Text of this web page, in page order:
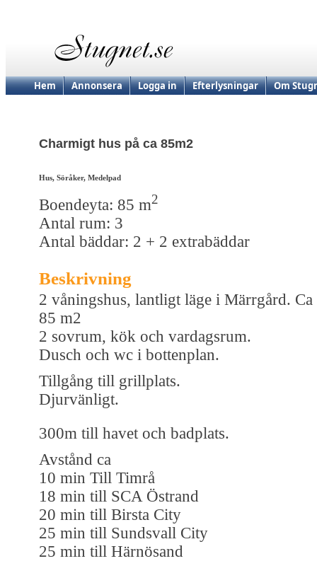
Hem Annonsera Logga in Efterlysningar Om
Charmigt hus på ca 85m2
Hus, Söråker, Medelpad
Boendeyta: 85 m2
Antal rum: 3
Antal bäddar: 2 + 2 extrabäddar
Beskrivning
2 våningshus, lantligt läge i Märrgård. Ca
85 m2
2 sovrum, kök och vardagsrum.
Dusch och wc i bottenplan.
Tillgång till grillplats.
Djurvänligt.
300m till havet och badplats.
Avstånd ca
10 min Till Timrå
18 min till SCA Östrand
20 min till Birsta City
25 min till Sundsvall City
25 min till Härnösand